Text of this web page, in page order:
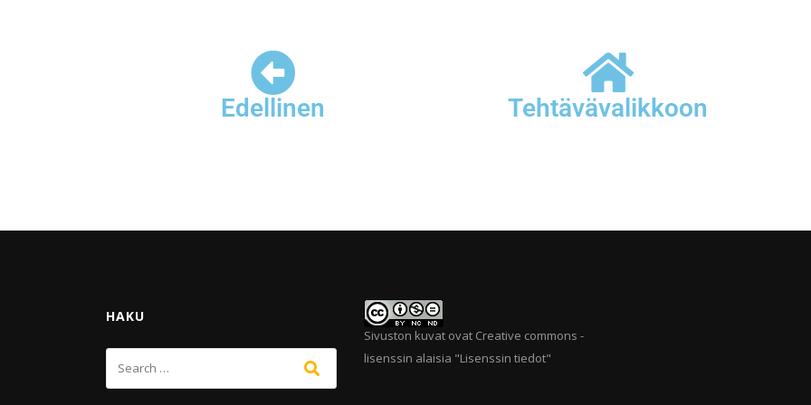
Edellinen Tehtävävalikkoon
HAKU
Sivuston kuvat ovat Creative commons -
lisenssin alaisia "Lisenssin tiedot"